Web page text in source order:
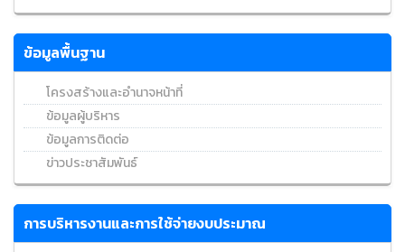
ข้อมูลพื้นฐาน
โครงสร้างและอำนาจหน้าที่
ข้อมูลผู้บริหาร
ข้อมูลการติดต่อ
ข่าวประชาสัมพันธ์
การบริหารงานและการใช้จ่ายงบประมาณ